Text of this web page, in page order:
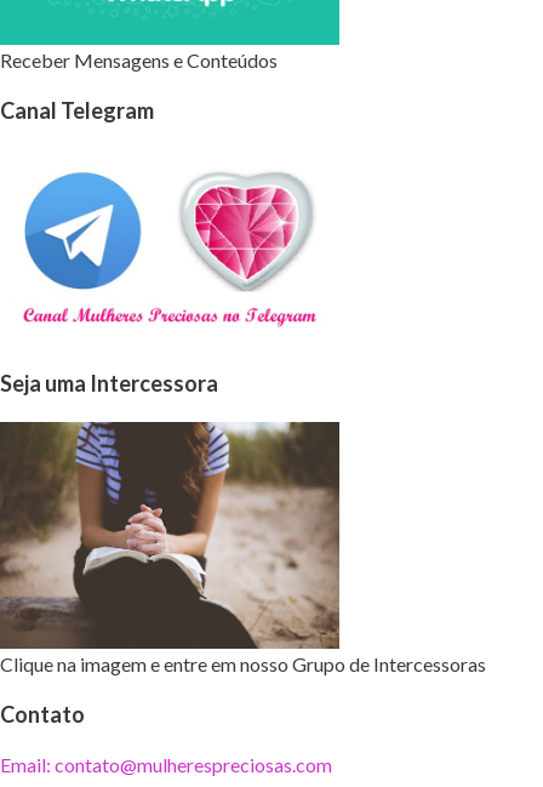
Receber Mensagens e Conteúdos
Canal Telegram
Seja uma Intercessora
Clique na imagem e entre em nosso Grupo de Intercessoras
Contato
Email: contato@mulherespreciosas.com